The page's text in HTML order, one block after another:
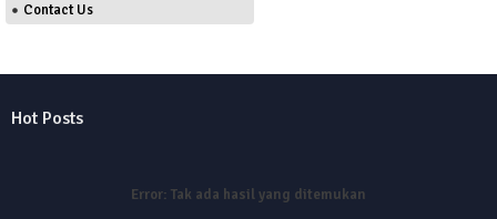
Contact Us
Hot Posts
Error: Tak ada hasil yang ditemukan